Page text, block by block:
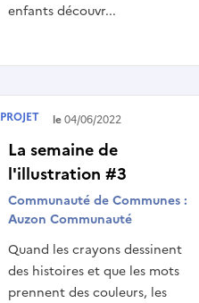
enfants découvr...
La semaine de
l'illustration #3
Communauté de Communes :
Auzon Communauté
Quand les crayons dessinent
des histoires et que les mots
prennent des couleurs, les
Terminé le04/06/2022
PROJET